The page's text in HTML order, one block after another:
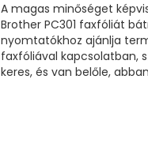
A magas minőséget
Brother PC301 faxfóliát
nyomtatókhoz ajánlja
faxfóliával kapcsolatban,
keres, és van belőle,